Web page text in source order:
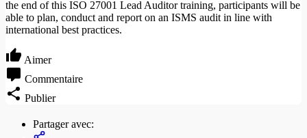
Mode nuit
the end of this ISO 27001 Lead Auditor training, participants will be
able to plan, conduct and report on an ISMS audit in line with
international best practices.
Aimer
Commentaire
Publier
Partager avec: